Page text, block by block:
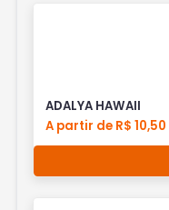
ADALYA HAWAII
A partir de R$ 10,50